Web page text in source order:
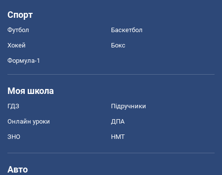
Спорт
Футбол Баскетбол
Хокей Бокс
Формула-1
Моя школа
ГДЗ Підручники
Онлайн уроки ДПА
ЗНО НМТ
Авто